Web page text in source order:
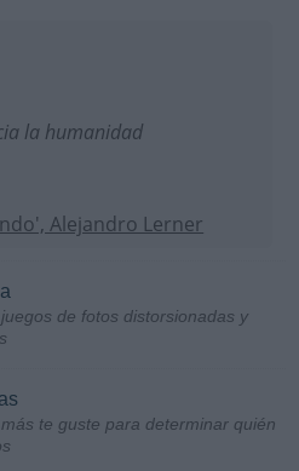
la humanidad
Alejandro Lerner
de fotos distorsionadas y
te guste para determinar quién